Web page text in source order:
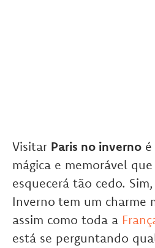
Visitar Paris no inverno
mágica e memorável
esquecerá tão cedo.
Inverno tem um charme
assim como toda a
está se perguntando